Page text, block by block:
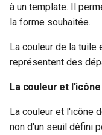
à un template. Il
la forme souhaitée.
La couleur de la
représentent des
La couleur et l'icône
La couleur et l'icône
non d'un seuil défini